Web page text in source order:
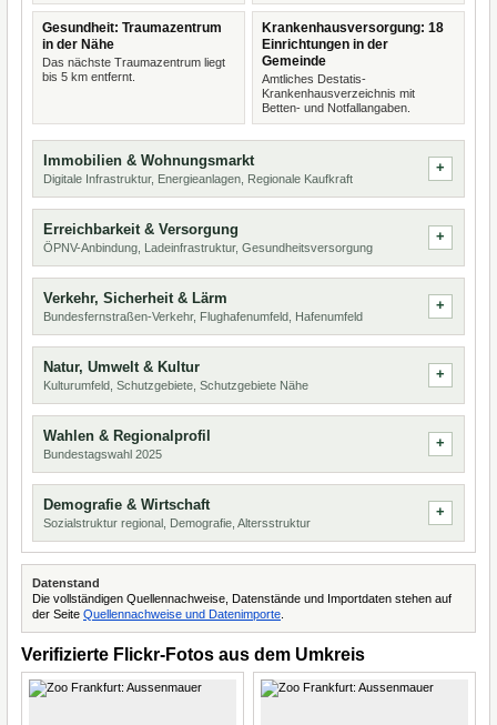
Gesundheit: Traumazentrum
in der Nähe
Das nächste Traumazentrum liegt
bis 5 km entfernt.
Krankenhausversorgung: 18
Einrichtungen in der
Gemeinde
Amtliches Destatis-
Krankenhausverzeichnis mit
Betten- und Notfallangaben.
Immobilien & Wohnungsmarkt
Digitale Infrastruktur, Energieanlagen, Regionale Kaufkraft
Erreichbarkeit & Versorgung
ÖPNV-Anbindung, Ladeinfrastruktur, Gesundheitsversorgung
Verkehr, Sicherheit & Lärm
Bundesfernstraßen-Verkehr, Flughafenumfeld, Hafenumfeld
Natur, Umwelt & Kultur
Kulturumfeld, Schutzgebiete, Schutzgebiete Nähe
Wahlen & Regionalprofil
Bundestagswahl 2025
Demografie & Wirtschaft
Sozialstruktur regional, Demografie, Altersstruktur
Datenstand
Die vollständigen Quellennachweise, Datenstände und Importdaten stehen auf
der Seite Quellennachweise und Datenimporte
Verifizierte Flickr-Fotos aus dem Umkreis